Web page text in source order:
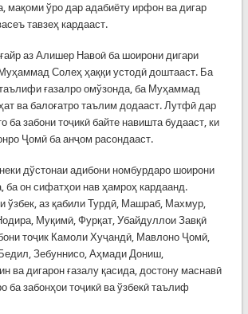
мақоми ўро дар адабиёту ирфон ва дигар
тавзеҳ кардааст.
аз Алишер Навоӣ ба шоирони дигари
Солеҳ ҳаққи устодӣ доштааст. Ба
ғазалро омўзонда, ба Муҳаммад
ва балоғатро таълим додааст. Лутфӣ дар
ба забони тоҷикӣ байте навишта будааст, ки
Ҷомӣ ба анҷом расондааст.
дўстонаи адибони номбурдаро шоирони
ба он сифатҳои нав ҳамроҳ кардаанд.
ўзбек, аз қабили Турдӣ, Машраб, Махмур,
Муқимӣ, Фурқат, Убайдуллои Завқӣ
тоҷик Камоли Хуҷандӣ, Мавлоно Ҷомӣ,
Зебуннисо, Аҳмади Дониш,
ва дигарон ғазалу қасида, достону маснавӣ
ба забонҳои тоҷикӣ ва ўзбекӣ таълиф